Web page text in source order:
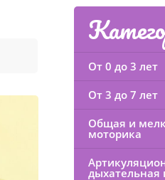
От 0 до 3 лет
От 3 до 7 лет
Общая и
моторика
дыхательная